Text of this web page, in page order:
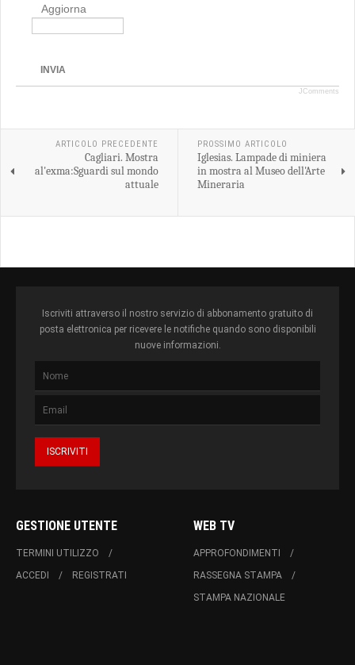
Aggiorna
INVIA
JComments
ARTICOLO PRECEDENTE
Cagliari. Mostra
al'exma:Sguardi sul mondo
attuale
PROSSIMO ARTICOLO
Iglesias. Lampade di miniera
in mostra al Museo dell'Arte
Mineraria
Iscriviti attraverso il nostro servizio di abbonamento gratuito di
posta elettronica per ricevere le notifiche quando sono disponibili
nuove informazioni.
GESTIONE UTENTE
TERMINI UTILIZZO
ACCEDI
REGISTRATI
WEB TV
APPROFONDIMENTI
RASSEGNA STAMPA
STAMPA NAZIONALE